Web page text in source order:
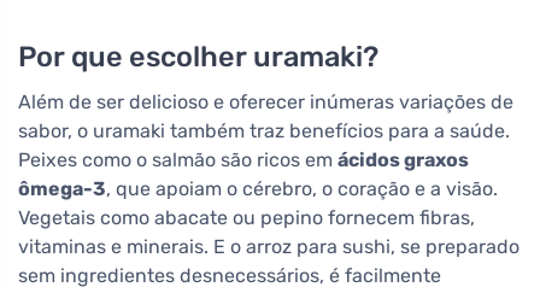
Por que escolher uramaki?
Além de ser delicioso e oferecer inúmeras variações de
sabor, o uramaki também traz benefícios para a saúde.
Peixes como o salmão são ricos em ácidos graxos
ômega-3, que apoiam o cérebro, o coração e a visão.
Vegetais como abacate ou pepino fornecem fibras,
vitaminas e minerais. E o arroz para sushi, se preparado
sem ingredientes desnecessários, é facilmente